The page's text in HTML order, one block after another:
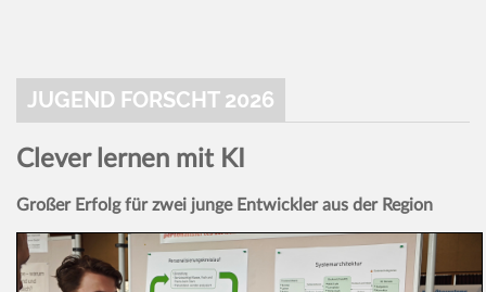
JUGEND FORSCHT 2026
Clever lernen mit KI
Großer Erfolg für zwei junge Entwickler aus der Region